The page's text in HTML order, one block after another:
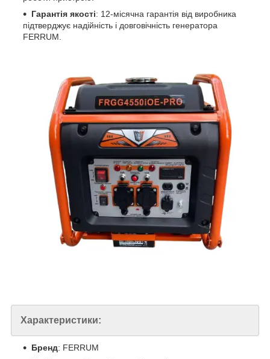
Гарантія якості: 12-місячна гарантія від виробника
підтверджує надійність і довговічність генератора
FERRUM.
Характеристики:
Бренд: FERRUM